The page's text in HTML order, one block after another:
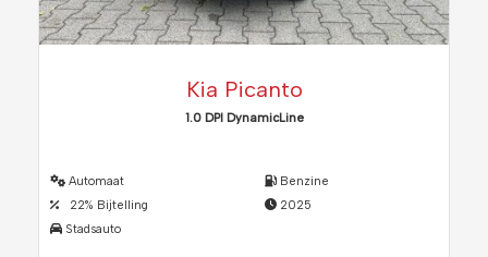
Kia Picanto
1.0 DPI DynamicLine
Automaat
22% Bijtelling
Stadsauto
Benzine
2025